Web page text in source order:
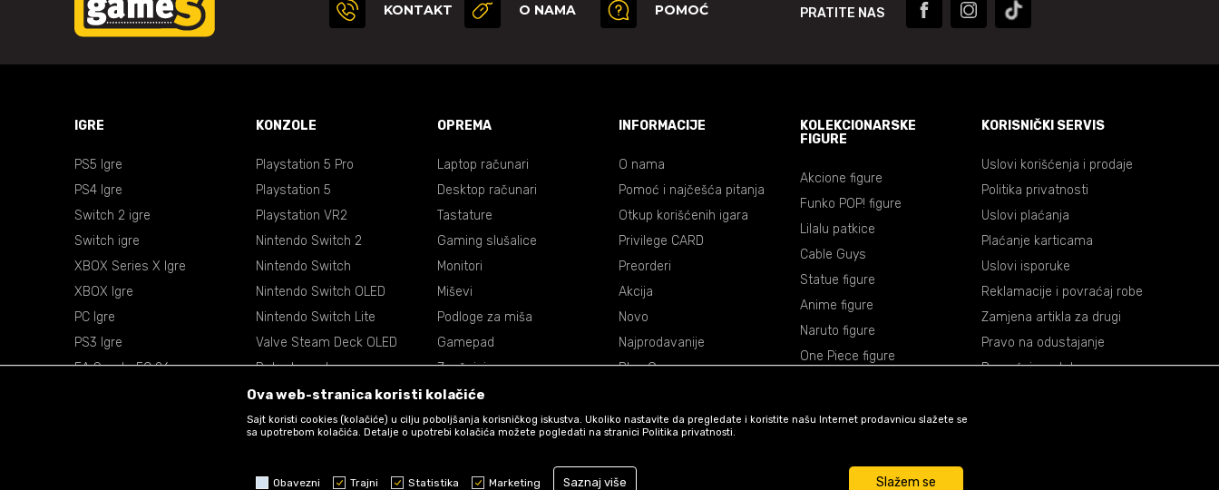
KONTAKT O NAMA POMOĆ PRATITE NAS
IGRE
PS5 Igre
PS4 Igre
Switch 2 igre
Switch igre
XBOX Series X Igre
XBOX Igre
PC Igre
PS3 Igre
EA Sports FC 26
KONZOLE
Playstation 5 Pro
Playstation 5
Playstation VR2
Nintendo Switch 2
Nintendo Switch
Nintendo Switch OLED
Nintendo Switch Lite
Valve Steam Deck OLED
Retro konzole
VR Naočare
OPREMA
Laptop računari
Desktop računari
Tastature
Gaming slušalice
Monitori
Miševi
Podloge za miša
Gamepad
Zvučnici
Volani
Accessories
INFORMACIJE
O nama
Pomoć i najčešća pitanja
Otkup korišćenih igara
Privilege CARD
Preorderi
Akcija
Novo
Najprodavanije
Blog Games
KOLEKCIONARSKE
FIGURE
Akcione figure
Funko POP! figure
Lilalu patkice
Cable Guys
Statue figure
Anime figure
Naruto figure
One Piece figure
Star Wars figure
KORISNIČKI SERVIS
Uslovi korišćenja i prodaje
Politika privatnosti
Uslovi plaćanja
Plaćanje karticama
Uslovi isporuke
Reklamacije i povraćaj robe
Zamjena artikla za drugi
Pravo na odustajanje
Povraćaj sredstava
Ova web-stranica koristi kolačiće
Sajt koristi cookies (kolačiće) u cilju poboljšanja korisničkog iskustva. Ukoliko nastavite da pregledate i koristite našu Internet prodavnicu slažete se
sa upotrebom kolačića. Detalje o upotrebi kolačića možete pogledati na stranici Politika privatnosti.
Obavezni Trajni Statistika Marketing Saznaj više Slažem se